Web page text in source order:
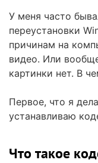
У меня часто
переустановки
причинам на
видео. Или
картинки нет. В
Первое, что я
устанавливаю
Что такое